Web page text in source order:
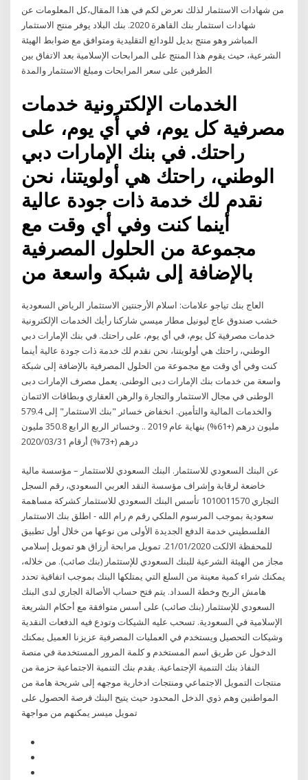
من شهادات الاستثمار لذلك نعرض لكم في هذا المقال،كل المعلومات عن
شهادات استثمار بنك القاهرة 2020. بنك البلاد يوفر منتج الاستثمار
المباشر وهو منتج بديل للودائع التقليدية ومتوافق مع ضوابط الهيئة
الشرعية، حيث يقوم هذا المنتج على المرابحات الإسلامية بعد الاتفاق بين
الطرفين على سعر المرابحات ومبلغ الاستثمار والمدة
الخدمات الإلكترونية خدمات
مصرفية كل يوم، في أي يوم، على
راحتك. في بنك الإمارات دبي
الوطني، راحتك هي أولويتنا، نحن
نقدم لك خدمة ذات جودة عالية
أينما كنت وفي أي وقت مع
مجموعة من الحلول المصرفية
بالإضافة إلى شبكة واسعة من
علامات: اسلام الأرجنتين الاستثمار الرياض السعودية‎ العاج بنك تياجو
خشب صندوق عاج ليونيل مطار ميسي شاركنا رأيك الخدمات الإلكترونية
خدمات مصرفية كل يوم، في أي يوم، على راحتك. في بنك الإمارات دبي
الوطني، راحتك هي أولويتنا، نحن نقدم لك خدمة ذات جودة عالية أينما
كنت وفي أي وقت مع مجموعة من الحلول المصرفية بالإضافة إلى شبكة
واسعة من خدمات بنك الإمارات دبى الوطنى. يعمل مصرف الإمارات دبى
الوطنى في مجال الاستثمار والتجارة والرهن العقاري وبطاقات الائتمان
والخدمات المالية والتأمين. انخفاض خسائر "بنك الاستثمار" إلى 579.4
مليون درهم (+61%) بنهاية عام 2019 .. وخسائر الربع الرابع 350.8 مليون
درهم (+73%) أرقام 2020/03/31
عن البنك السعودي للاستثمار. البنك السعودي للاستثمار – مؤسسة مالية
خاضعة لرقابة وإشراف مؤسسة النقد العربي السعودي، رقم السجل
التجاري 1010011570 تأسس البنك السعودي للاستثمار كشركة مساهمة
سعودية بموجب المرسوم الملكي رقم م رام الله - اطلق بنك الاستثمار
الفلسطيني خدمة الدفع الجديدة الأولى من نوعها من خلال أول تطبيق
للمحفظة الالكت 21/01/2020. تمويل مرابحة أرزاق هو تمويل إسلامي
مجاز من الهيئة الشرعية للبنك السعودي للإستثمار (بنك صائب). من خلاله،
يمكنك شراء كمية معينة من السلع التي يمتلكها البنك بموجب اتفاقية تحدد
هامش الربح وخطة السداد. يتم فتح حساب الأصالة الجاري لدى البنك
السعودي للإستثمار (بنك صائب) على أسس متوافقة مع أحكام الشريعة
الإسلامية في السعودية. تسحب عليه الشيكات وتودع فيه الدفعات النقدية
وشيكات التحصيل ويستخدم في العمليات المصرفية عزيزنا العميل يمكنك
الدخول عن طريق اسم المستخدم و كلمة المرور المستخدمة في منصة
النفاذ بنك التنمية الإجتماعية. يقدم بنك التنمية الاجتماعية حزمة من
منتجات التمويل الاجتماعي ومنتجات ادخارية موجهه إلى شريحة هامة من
المواطنين وهم ذوي الدخل المحدود حيث يتيح البنك فرصة الحصول على
تمويل ميسر يمكنهم من مواجهة